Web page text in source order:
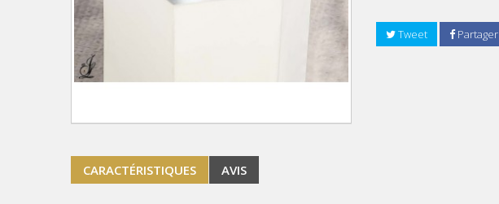
Tweet Partager
CARACTÉRISTIQUES AVIS